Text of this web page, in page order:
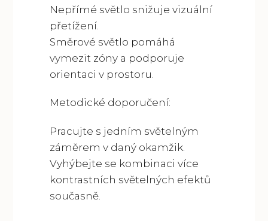
Nepřímé světlo snižuje vizuální
přetížení.
Směrové světlo pomáhá
vymezit zóny a podporuje
orientaci v prostoru.
Metodické doporučení:
Pracujte s jedním světelným
záměrem v daný okamžik.
Vyhýbejte se kombinaci více
kontrastních světelných efektů
současně.